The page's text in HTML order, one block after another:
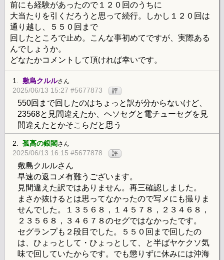
前にも経験があったので１２０回のうちに
大当たりを引くだろうと思って続行。しかし１２０回は
通り越し、５５０回まで
回したところで止め。こんな事初めてですが、実際ある
んでしょうか。
どなたかコメントして頂ければ幸いです。
1. 敷島クルルさん
2025/06/13 15:27 #5677873 評
550回まで回したのはちょっと訳が分からないけど、
23568と見間違えたか、ヘソセグと電チューセグを見
間違えたとかそこらだと思う
2. 孤高の銀閣さん
2025/06/13 16:15 #5677878 評
敷島クルルさん
早速の返コメ有難うございます。
見間違えた訳ではありません。再三確認しました。
まさか抜けるとは思ってなかったので写メにも撮りま
せんでした。１３５６８，１４５７８，２３４６８，
２３５６８，３４６７８のセグではなかったです。
セグランプも２段目でした。５５０回まで回したの
は、ひょっとして・ひょっとして、と半ばヤケクソ気
味で回していたからです。でも懲りずに休みには沖海